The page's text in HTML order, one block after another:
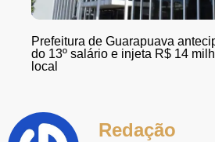
Prefeitura de Guarapuava
do 13º salário e injeta R$ 14
local
Redação